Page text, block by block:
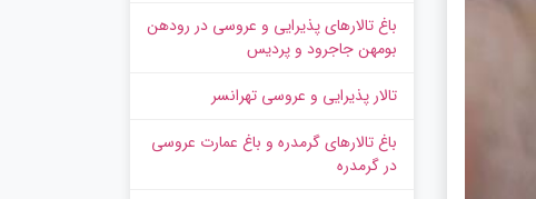
باغ تالارهای پذیرایی و عروسی در رودهن
بومهن جاجرود و پردیس
تالار پذیرایی و عروسی تهرانسر
باغ تالارهای گرمدره و باغ عمارت عروسی
در گرمدره